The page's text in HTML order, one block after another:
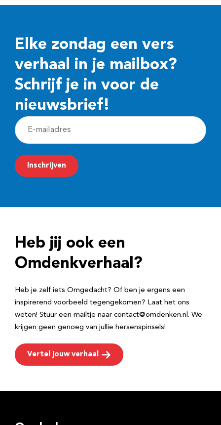
Elke zondag een vers
verhaal in je mailbox?
Schrijf je in voor de
nieuwsbrief!
E
-
m
a
r
e
Inschrijven
Heb jij ook een
Omdenkverhaal?
Heb je zelf iets Omgedacht? Of ben je ergens een
inspirerend voorbeeld tegengekomen? Laat het ons
weten! Stuur een mailtje naar contact@omdenken.nl. We
krijgen geen genoeg van jullie hersenspinsels!
Vertel jouw verhaal